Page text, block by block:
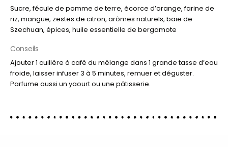
Sucre, fécule de pomme de terre, écorce d’orange, farine de
riz, mangue, zestes de citron, arômes naturels, baie de
Szechuan, épices, huile essentielle de bergamote
Conseils
Ajouter 1 cuillère à café du mélange dans 1 grande tasse d’eau
froide, laisser infuser 3 à 5 minutes, remuer et déguster.
Parfume aussi un yaourt ou une pâtisserie.